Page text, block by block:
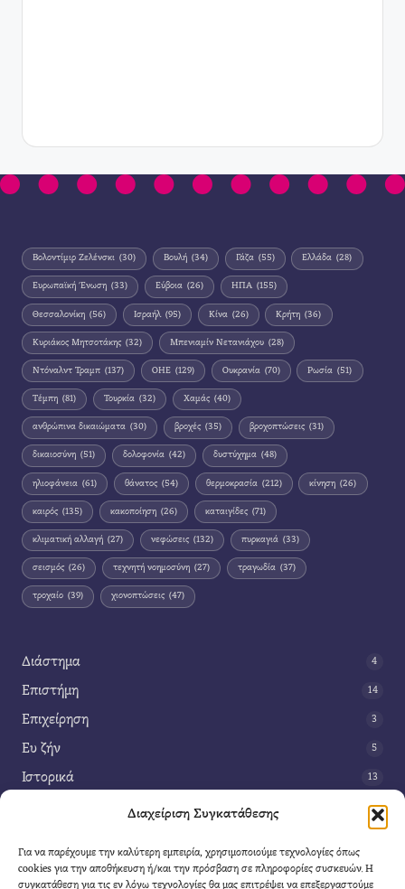
Διαχείριση Συγκατάθεσης
Για να παρέχουμε την καλύτερη εμπειρία, χρησιμοποιούμε τεχνολογίες όπως
cookies για την αποθήκευση ή/και την πρόσβαση σε πληροφορίες συσκευών. Η
συγκατάθεση για τις εν λόγω τεχνολογίες θα μας επιτρέψει να επεξεργαστούμε
Βολοντίμιρ Ζελένσκι (30) Βουλή (34) Γάζα (55) Ελλάδα (28)
Ευρωπαϊκή Ένωση (33) Εύβοια (26) ΗΠΑ (155)
Θεσσαλονίκη (56) Ισραήλ (95) Κίνα (26) Κρήτη (36)
Κυριάκος Μητσοτάκης (32) Μπενιαμίν Νετανιάχου (28)
Ντόναλντ Τραμπ (137) ΟΗΕ (129) Ουκρανία (70) Ρωσία (51)
Τέμπη (81) Τουρκία (32) Χαμάς (40)
ανθρώπινα δικαιώματα (30) βροχές (35) βροχοπτώσεις (31)
δικαιοσύνη (51) δολοφονία (42) δυστύχημα (48)
ηλιοφάνεια (61) θάνατος (54) θερμοκρασία (212) κίνηση (26)
καιρός (135) κακοποίηση (26) καταιγίδες (71)
κλιματική αλλαγή (27) νεφώσεις (132) πυρκαγιά (33)
σεισμός (26) τεχνητή νοημοσύνη (27) τραγωδία (37)
τροχαίο (39) χιονοπτώσεις (47)
Διάστημα 4
Επιστήμη 14
Επιχείρηση 3
Ευ ζήν 5
Ιστορικά 13
42
Τέχνη 3